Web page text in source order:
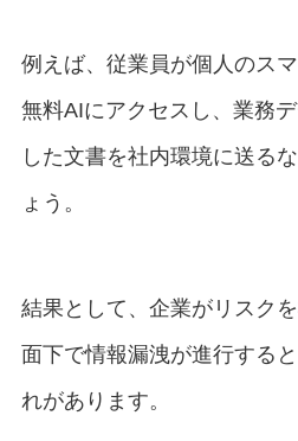
例えば、従業員が個人のス
無料AIにアクセスし、業務
した文書を社内環境に送る
ょう。
結果として、企業がリスク
面下で情報漏洩が進行する
れがあります。